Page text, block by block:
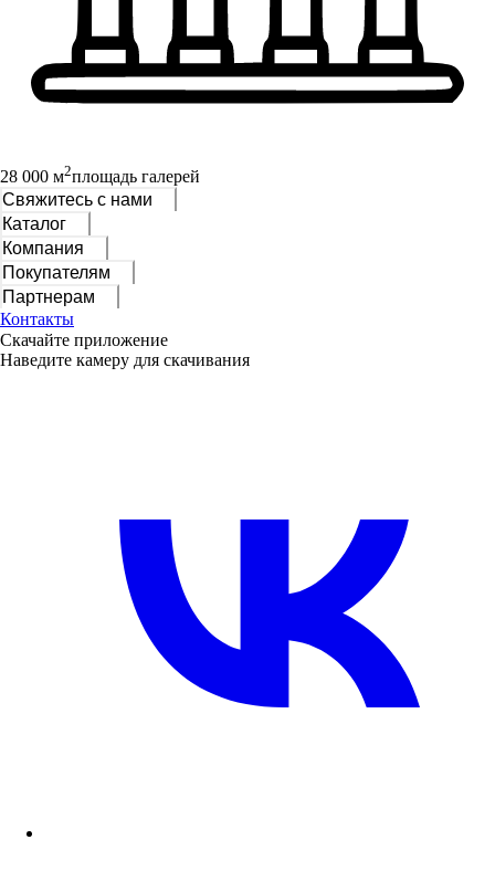
28 000 м2площадь галерей
Свяжитесь с нами
Каталог
Компания
Покупателям
Партнерам
Контакты
Скачайте приложение
Наведите камеру для скачивания